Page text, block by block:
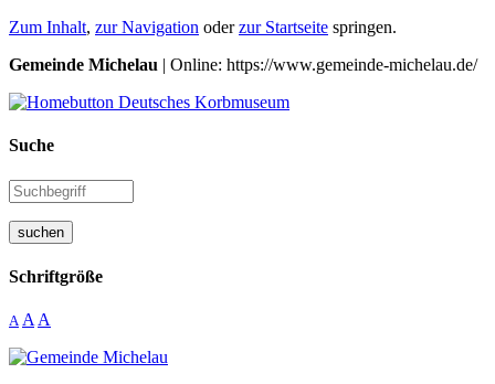
Zum Inhalt, zur Navigation oderzur Startseite springen.
Gemeinde Michelau | Online: https://www.gemeinde-michelau.de/
Suche
suchen
Schriftgröße
A A A